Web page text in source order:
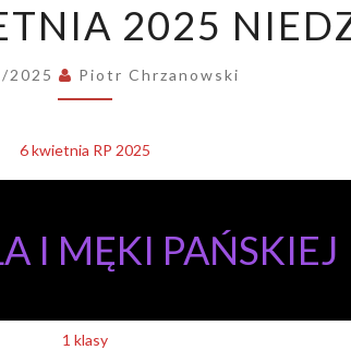
6
2025
NIEDZIELA
2025
2025 Piotr Chrzanowski
6 kwietnia RP 2025
I MĘKI PAŃSKIEJ
1 klasy